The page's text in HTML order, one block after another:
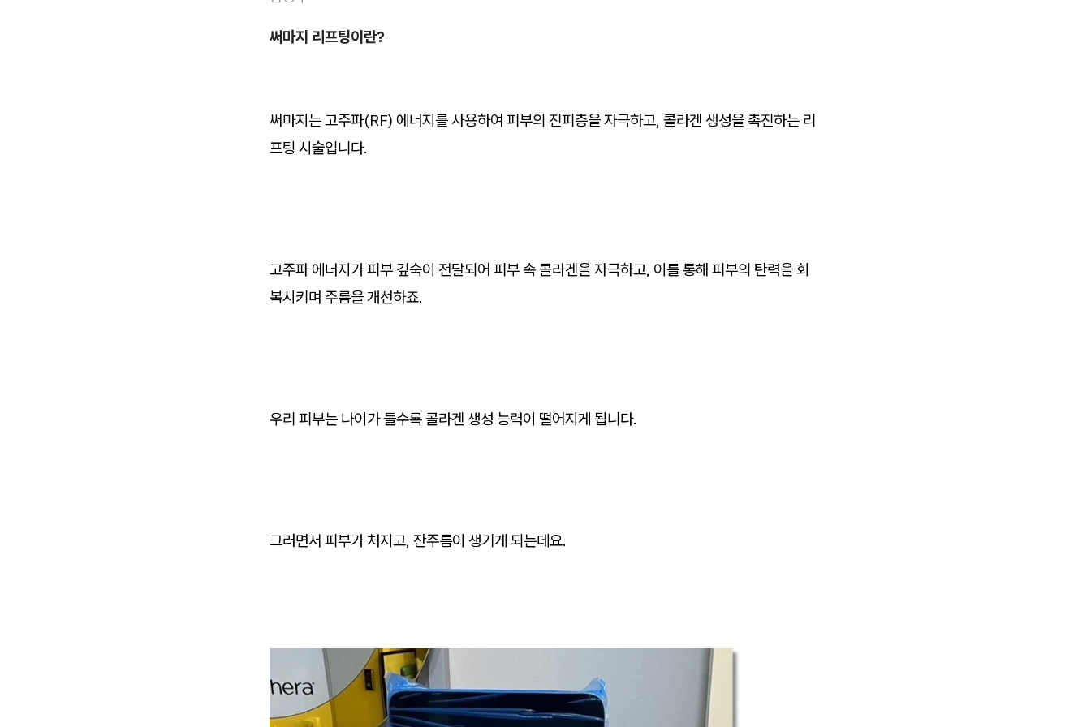
써마지 리프팅이란?
써마지는 고주파(RF) 에너지를 사용하여 피부의 진피층을 자극하고, 콜라겐 생성을 촉진하는 리
프팅 시술입니다.
고주파 에너지가 피부 깊숙이 전달되어 피부 속 콜라겐을 자극하고, 이를 통해 피부의 탄력을 회
복시키며 주름을 개선하죠.
우리 피부는 나이가 들수록 콜라겐 생성 능력이 떨어지게 됩니다.
그러면서 피부가 처지고, 잔주름이 생기게 되는데요.